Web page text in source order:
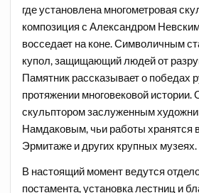
где установлена многометровая
композиция с Александром
восседает на коне. Символичным
купол, защищающий людей от
Памятник рассказывает о победах
протяжении многовековой истории.
скульптором заслуженным
Намдаковым, чьи работы хранятся
Эрмитаже и других крупных музеях.
В настоящий момент ведутся
постамента, установка лестниц и